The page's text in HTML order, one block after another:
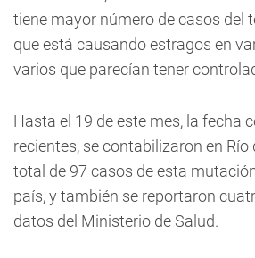
tiene mayor número de casos del
que está causando estragos en
varios que parecían tener
Hasta el 19 de este mes, la fecha
recientes, se contabilizaron en Río
total de 97 casos de esta
país, y también se reportaron
datos del Ministerio de Salud.